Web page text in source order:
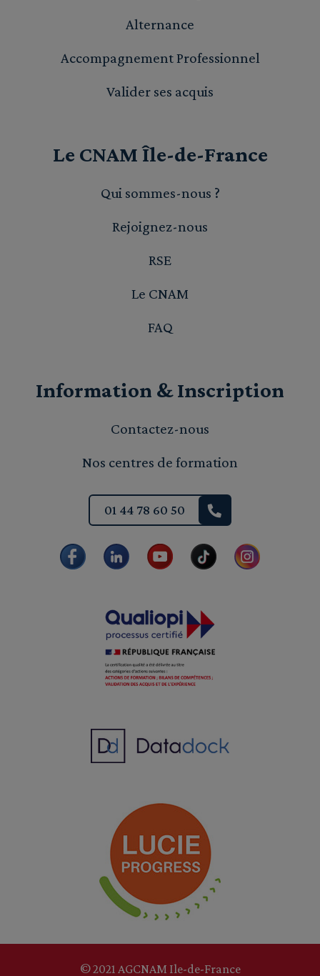
Alternance
Accompagnement Professionnel
Valider ses acquis
Le CNAM Île-de-France
Qui sommes-nous ?
Rejoignez-nous
RSE
Le CNAM
FAQ
Information & Inscription
Contactez-nous
Nos centres de formation
01 44 78 60 50
© 2021 AGCNAM Ile-de-France